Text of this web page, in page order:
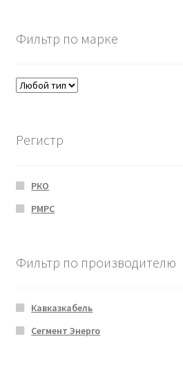
Фильтр по марке
Регистр
РКО
РМРС
Фильтр по производителю
Кавказкабель
Сегмент Энерго